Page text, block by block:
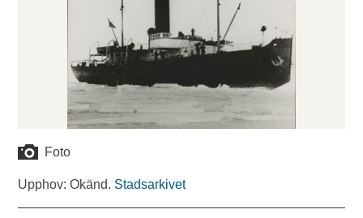
Foto
Upphov: Okänd. Stadsarkivet